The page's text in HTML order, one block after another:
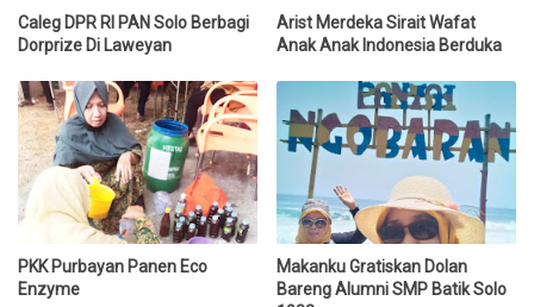
Caleg DPR RI PAN Solo Berbagi
Dorprize Di Laweyan
Arist Merdeka Sirait Wafat
Anak Anak Indonesia Berduka
PKK Purbayan Panen Eco
Enzyme
Makanku Gratiskan Dolan
Bareng Alumni SMP Batik Solo